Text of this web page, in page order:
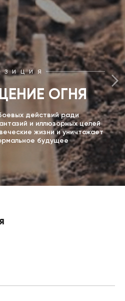
ОГНЯ
действий ради
и иллюзорных целей
жизни и уничтожает
будущее